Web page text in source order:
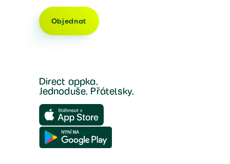
Objednat
Direct appka.
Jednoduše. Přátelsky.